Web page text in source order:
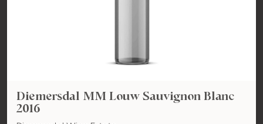
Diemersdal MM Louw Sauvignon Blanc
2016